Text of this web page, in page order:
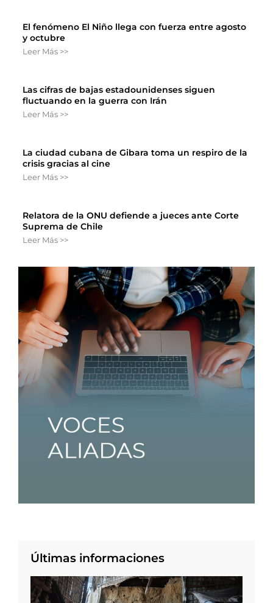
El fenómeno El Niño llega con fuerza entre agosto
y octubre
Leer Más >>
Las cifras de bajas estadounidenses siguen
fluctuando en la guerra con Irán
Leer Más >>
La ciudad cubana de Gibara toma un respiro de la
crisis gracias al cine
Leer Más >>
Relatora de la ONU defiende a jueces ante Corte
Suprema de Chile
Leer Más >>
Últimas informaciones